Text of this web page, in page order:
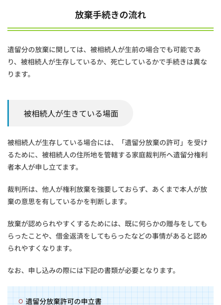
放棄手続きの流れ
遺留分の放棄に関しては、被相続人が生前の場合でも可能であ
り、被相続人が生存しているか、死亡しているかで手続きは異な
ります。
被相続人が生きている場面
被相続人が生存している場合には、「遺留分放棄の許可」を受け
るために、被相続人の住所地を管轄する家庭裁判所へ遺留分権利
者本人が申し立てます。
裁判所は、他人が権利放棄を強要しておらず、あくまで本人が放
棄の意思を有しているかを判断します。
放棄が認められやすくするためには、既に何らかの贈与をしても
らったことや、借金返済をしてもらったなどの事情があると認め
られやすくなります。
なお、申し込みの際には下記の書類が必要となります。
遺留分放棄許可の申立書